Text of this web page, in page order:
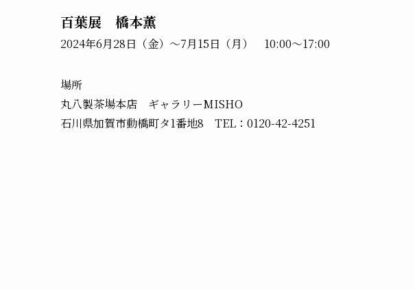
百葉展 橋本薫
2024年6月28日（金）～7月15日（月） 10:00～17:00
場所
丸八製茶場本店 ギャラリーMISHO
石川県加賀市動橋町タ1番地8 TEL：0120-42-4251